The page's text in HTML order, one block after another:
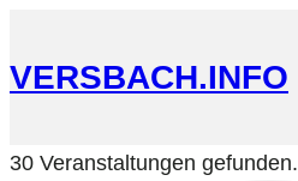
VERSBACH.INFO
30 Veranstaltungen gefunden.